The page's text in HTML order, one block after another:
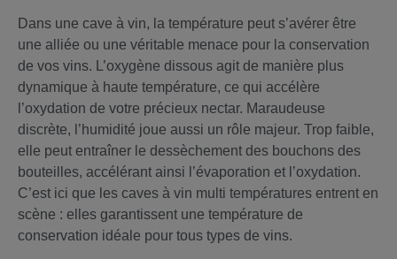
Dans une cave à vin, la température peut s’avérer être
une alliée ou une véritable menace pour la conservation
de vos vins. L’oxygène dissous agit de manière plus
dynamique à haute température, ce qui accélère
l’oxydation de votre précieux nectar. Maraudeuse
discrète, l’humidité joue aussi un rôle majeur. Trop faible,
elle peut entraîner le dessèchement des bouchons des
bouteilles, accélérant ainsi l’évaporation et l’oxydation.
C’est ici que les caves à vin multi températures entrent en
scène : elles garantissent une température de
conservation idéale pour tous types de vins.